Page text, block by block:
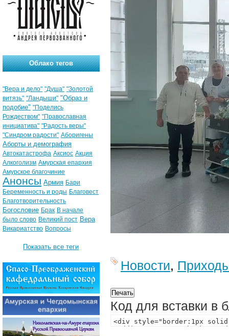
Новости,
Код для вставки в
Облако тегов
"Вера и дело" "Душа" "Золотой
витязь" "Ландыши" "Образ и
подобие" "Поделись
Рождеством" "Православная
инициатива" "Радость веры"
"Синдром радости" Аборигены
Аборты и демография
Автокатастрофа Аксиос Акция
Алкоголизм Амурская епархия
Амурское благочиние
Анонсы Армия Бари
Беременность и роды Благовест
Благотворительность
Богословие Брак В начале
было слово Великий пост Вера
Викариатство Вопросы
Показать все теги